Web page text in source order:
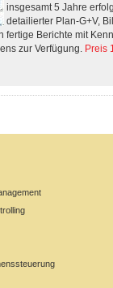
insgesamt 5 Jahre
detailierter Plan-G+V,
fertige Berichte mit
zur Verfügung. Preis